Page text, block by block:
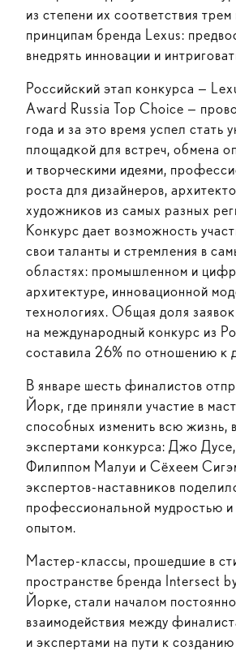
из степени их соответствия
принципам бренда Lexus:
внедрять инновации и
Российский этап конкурса —
Award Russia Тор Choice —
года и за это время успел стать
площадкой для встреч, обмена
и творческими идеями,
роста для дизайнеров,
художников из самых разных
Конкурс дает возможность
свои таланты и стремления в
областях: промышленном и
архитектуре, инновационной
технологиях. Общая доля заявок
на международный конкурс из
составила 26% по отношению к
В январе шесть финалистов
Йорк, где приняли участие в
способных изменить всю жизнь,
экспертами конкурса: Джо Дусе,
Филиппом Малуи и Сёхеем
экспертов-наставников
профессиональной мудростью и
опытом.
Мастер-классы, прошедшие в
пространстве бренда Intersect
Йорке, стали началом
взаимодействия между
и экспертами на пути к